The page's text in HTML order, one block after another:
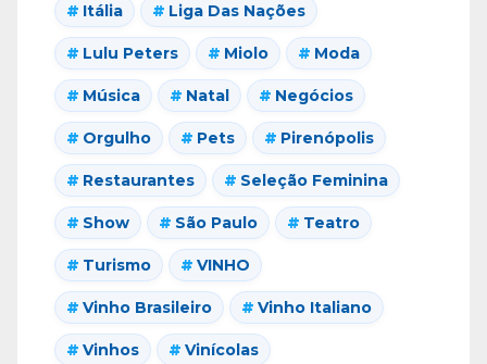
Itália Liga Das Nações
Lulu Peters Miolo Moda
Música Natal Negócios
Orgulho Pets Pirenópolis
Restaurantes Seleção Feminina
Show São Paulo Teatro
Turismo VINHO
Vinho Brasileiro Vinho Italiano
Vinhos Vinícolas